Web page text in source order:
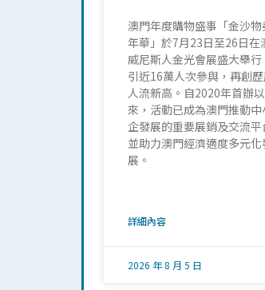
澳門年度購物盛事「金沙物
年華」於7月23日至26日在
威尼斯人金光會展盛大舉行
引近16萬人次參與，再創
人流新高。自2020年首辦以
來，活動已成為澳門推動中
企發展的重要展銷及交流平
並助力澳門經濟適度多元化
展。
詳細內容
2026 年 8 月 5 日